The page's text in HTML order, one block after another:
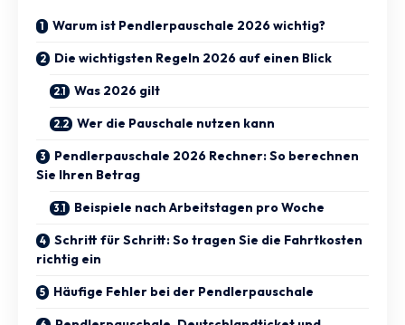
Warum ist Pendlerpauschale 2026 wichtig?
Die wichtigsten Regeln 2026 auf einen Blick
Was 2026 gilt
Wer die Pauschale nutzen kann
Pendlerpauschale 2026 Rechner: So berechnen
Sie Ihren Betrag
Beispiele nach Arbeitstagen pro Woche
Schritt für Schritt: So tragen Sie die Fahrtkosten
richtig ein
Häufige Fehler bei der Pendlerpauschale